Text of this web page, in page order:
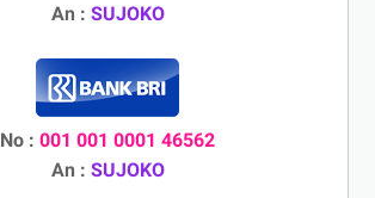
An : SUJOKO
No : 001 001 0001 46562
An : SUJOKO